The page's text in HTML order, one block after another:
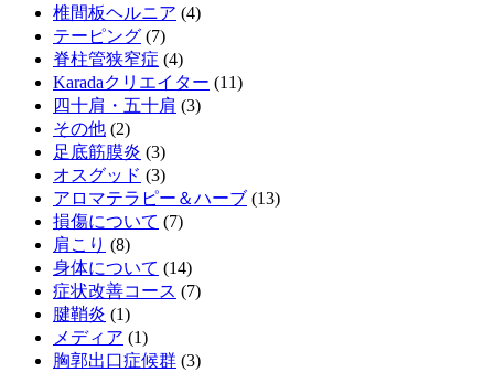
椎間板ヘルニア (4)
テーピング (7)
脊柱管狭窄症 (4)
Karadaクリエイター (11)
四十肩・五十肩 (3)
その他 (2)
足底筋膜炎 (3)
オスグッド (3)
アロマテラピー＆ハーブ (13)
損傷について (7)
肩こり (8)
身体について (14)
症状改善コース (7)
腱鞘炎 (1)
メディア (1)
胸郭出口症候群 (3)